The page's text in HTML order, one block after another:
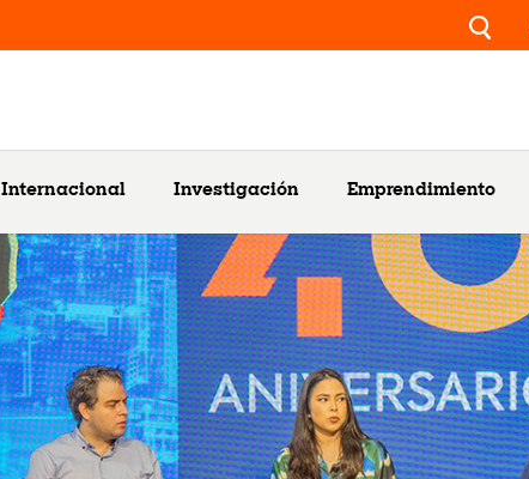
Internacional Investigación Emprendimiento